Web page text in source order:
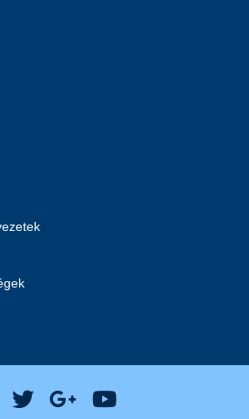
Város Facebook
Hévíz Város X
Hévíz Város
Hévíz Város